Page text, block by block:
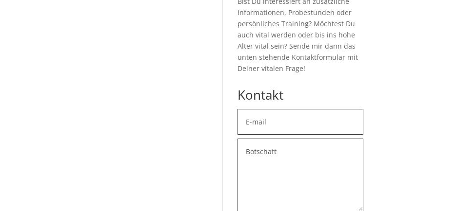
Informationen, Probestunden oder
persönliches Training? Möchtest Du
auch vital werden oder bis ins hohe
Alter vital sein? Sende mir dann das
unten stehende Kontaktformular mit
Deiner vitalen Frage!
Kontakt